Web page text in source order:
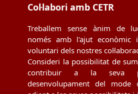
Col·labori amb CETR
Treballem sense ànim de
només amb l'ajut econòmic
voluntari dels nostres
Consideri la possibilitat de
contribuir a la seva
desenvolupament del mode